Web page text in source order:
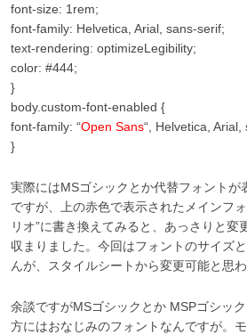
font-size: 1rem;
font-family: Helvetica, Arial, sans-serif;
text-rendering: optimizeLegibility;
color: #444;
}
body.custom-font-enabled {
font-family: “Open Sans“, Helvetica, Arial,
}
実際にはMSゴシックとか代替フォントが
ですが、上の赤色で表示されたメインフ
リオ”に書き換えてみると、あっさりと変
収まりました。今回はフォントのサイズ
んが、スタイルシートから変更可能と思わ
余談ですがMSゴシックとか MSPゴシッ
方にはおなじみのフォントなんですが。